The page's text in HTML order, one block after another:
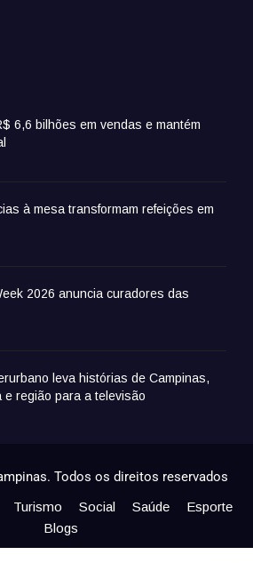
6,6 bilhões em vendas e mantém
à mesa transformam refeições em
2026 anuncia curadores das
leva histórias de Campinas,
e região para a televisão
Todos os direitos reservados
Turismo Social Saúde
Esporte
Blogs